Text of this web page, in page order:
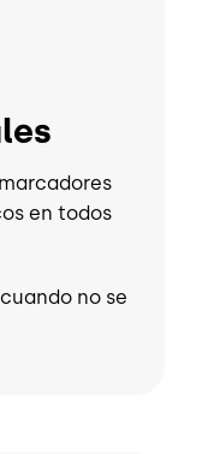
en todos
no se